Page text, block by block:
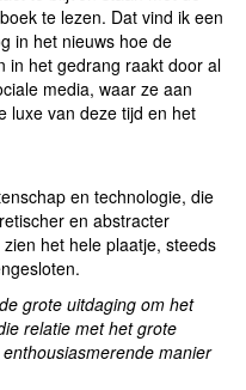
te lezen. Dat vind ik een
in het nieuws hoe de
in het gedrang raakt door al
media, waar ze aan
luxe van deze tijd en het
en technologie, die
en abstracter
het hele plaatje, steeds
grote uitdaging om het
relatie met het grote
manier